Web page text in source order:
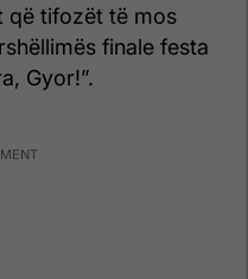
që tifozët të mos
finale festa
Gyor!”.